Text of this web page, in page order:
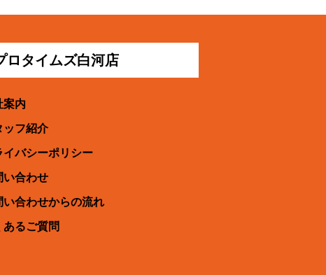
ロタイムズ白河店
案内
ッフ紹介
イバシーポリシー
い合わせ
い合わせからの流れ
あるご質問